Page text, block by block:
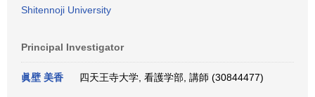
Shitennoji University
Principal Investigator
眞壁 美香 四天王寺大学, 看護学部, 講師 (30844477)